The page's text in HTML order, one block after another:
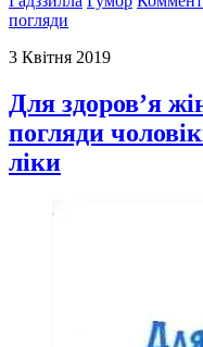
погляди
3 Квітня 2019
Для здоров’я
погляди
ліки